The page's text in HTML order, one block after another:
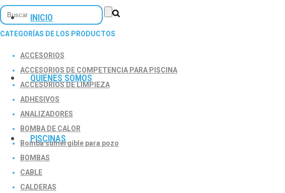
INICIO
QUIENES SOMOS
PISCINAS
CATEGORÍAS DE LOS PRODUCTOS
ACCESORIOS
ACCESORIOS DE COMPETENCIA PARA PISCINA
ACCESORIOS DE LIMPIEZA
ADHESIVOS
ANALIZADORES
BOMBA DE CALOR
Bomba sumergible para pozo
BOMBAS
CABLE
CALDERAS